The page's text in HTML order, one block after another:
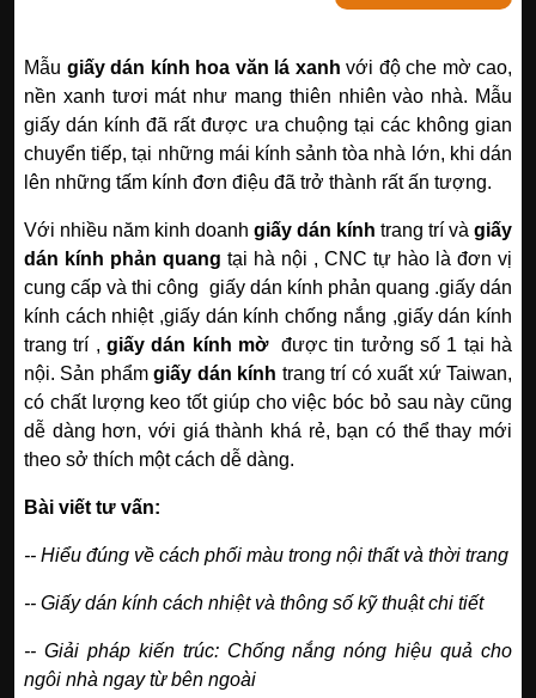
Mẫu giấy dán kính hoa văn lá xanh với độ che mờ cao,
nền xanh tươi mát như mang thiên nhiên vào nhà. Mẫu
giấy dán kính đã rất được ưa chuộng tại các không gian
chuyển tiếp, tại những mái kính sảnh tòa nhà lớn, khi dán
lên những tấm kính đơn điệu đã trở thành rất ấn tượng.
Với nhiều năm kinh doanh giấy dán kính trang trí và giấy
dán kính phản quang tại hà nội , CNC tự hào là đơn vị
cung cấp và thi công giấy dán kính phản quang .giấy dán
kính cách nhiệt ,giấy dán kính chống nắng ,giấy dán kính
trang trí ,giấy dán kính mờđược tin tưởng số 1 tại hà
nội. Sản phẩmgiấy dán kính trang trí có xuất xứ Taiwan,
có chất lượng keo tốt giúp cho việc bóc bỏ sau này cũng
dễ dàng hơn, với giá thành khá rẻ, bạn có thể thay mới
theo sở thích một cách dễ dàng.
Bài viết tư vấn:
-- Hiểu đúng về cách phối màu trong nội thất và thời trang
-- Giấy dán kính cách nhiệt và thông số kỹ thuật chi tiết
-- Giải pháp kiến trúc: Chống nắng nóng hiệu quả cho
ngôi nhà ngay từ bên ngoài